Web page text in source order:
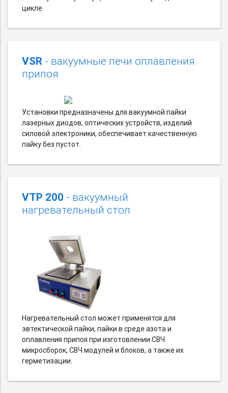
цикле.
VSR - вакуумные печи оплавления
припоя
Установки предназначены для вакуумной пайки
лазерных диодов, оптических устройств, изделий
силовой электроники, обеспечивает качественную
пайку без пустот.
VTP 200 - вакуумный
нагревательный стол
Нагревательный стол может применятся для
эвтектической пайки, пайки в среде азота и
оплавления припоя при изготовлении СВЧ
микросборок, СВЧ модулей и блоков, а также их
герметизации.